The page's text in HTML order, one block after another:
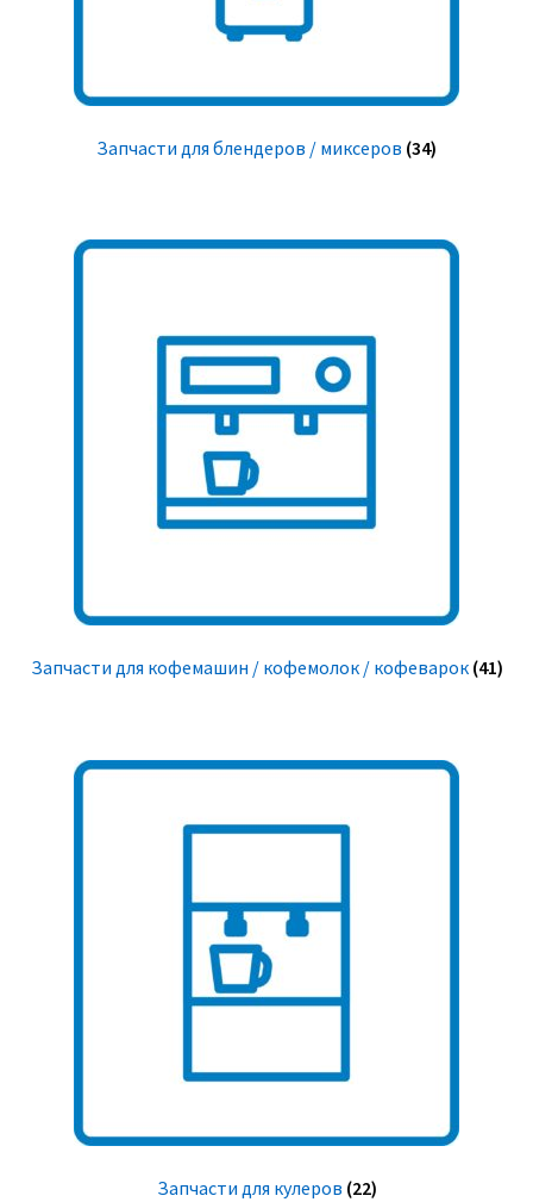
Запчасти для блендеров / миксеров (34)
Запчасти для кофемашин / кофемолок / кофеварок (41)
Запчасти для кулеров (22)